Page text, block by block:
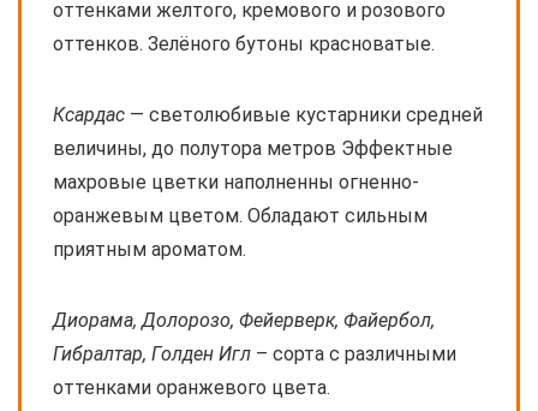
оттенками желтого, кремового и розового
оттенков. Зелёного бутоны красноватые.
Ксардас — светолюбивые кустарники средней
величины, до полутора метров Эффектные
махровые цветки наполненны огненно-
оранжевым цветом. Обладают сильным
приятным ароматом.
Диорама, Долорозо, Фейерверк, Файербол,
Гибралтар, Голден Игл – сорта с различными
оттенками оранжевого цвета.